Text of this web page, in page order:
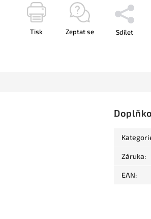
Tisk Zeptat se Sdílet
Záruka:
EAN: